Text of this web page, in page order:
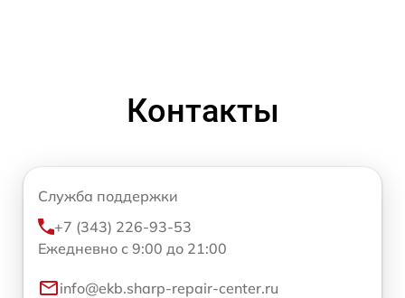
Контакты
Служба поддержки
+7 (343) 226-93-53
Ежедневно с 9:00 до 21:00
info@ekb.sharp-repair-center.ru